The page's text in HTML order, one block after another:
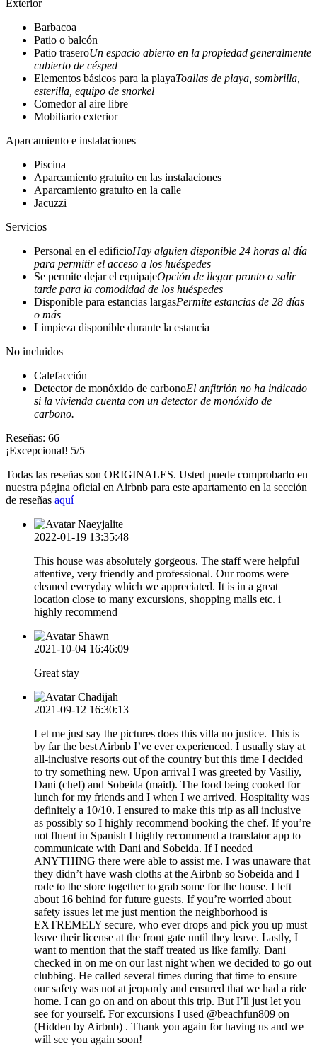
Exterior
Barbacoa
Patio o balcón
Patio traseroUn espacio abierto en la propiedad generalmente
cubierto de césped
Elementos básicos para la playaToallas de playa, sombrilla,
esterilla, equipo de snorkel
Comedor al aire libre
Mobiliario exterior
Aparcamiento e instalaciones
Piscina
Aparcamiento gratuito en las instalaciones
Aparcamiento gratuito en la calle
Jacuzzi
Servicios
Personal en el edificioHay alguien disponible 24 horas al día
para permitir el acceso a los huéspedes
Se permite dejar el equipajeOpción de llegar pronto o salir
tarde para la comodidad de los huéspedes
Disponible para estancias largasPermite estancias de 28 días
o más
Limpieza disponible durante la estancia
No incluidos
Calefacción
Detector de monóxido de carbonoEl anfitrión no ha indicado
si la vivienda cuenta con un detector de monóxido de
carbono.
Reseñas: 66
¡Excepcional! 5/5
Todas las reseñas son ORIGINALES. Usted puede comprobarlo en
nuestra página oficial en Airbnb para este apartamento en la sección
de reseñas aquí
Naeyjalite
2022-01-19 13:35:48
This house was absolutely gorgeous. The staff were helpful
attentive, very friendly and professional. Our rooms were
cleaned everyday which we appreciated. It is in a great
location close to many excursions, shopping malls etc. i
highly recommend
Shawn
2021-10-04 16:46:09
Great stay
Chadijah
2021-09-12 16:30:13
Let me just say the pictures does this villa no justice. This is
by far the best Airbnb I’ve ever experienced. I usually stay at
all-inclusive resorts out of the country but this time I decided
to try something new. Upon arrival I was greeted by Vasiliy,
Dani (chef) and Sobeida (maid). The food being cooked for
lunch for my friends and I when I we arrived. Hospitality was
definitely a 10/10. I ensured to make this trip as all inclusive
as possibly so I highly recommend booking the chef. If you’re
not fluent in Spanish I highly recommend a translator app to
communicate with Dani and Sobeida. If I needed
ANYTHING there were able to assist me. I was unaware that
they didn’t have wash cloths at the Airbnb so Sobeida and I
rode to the store together to grab some for the house. I left
about 16 behind for future guests. If you’re worried about
safety issues let me just mention the neighborhood is
EXTREMELY secure, who ever drops and pick you up must
leave their license at the front gate until they leave. Lastly, I
want to mention that the staff treated us like family. Dani
checked in on me on our last night when we decided to go out
clubbing. He called several times during that time to ensure
our safety was not at jeopardy and ensured that we had a ride
home. I can go on and on about this trip. But I’ll just let you
see for yourself. For excursions I used @beachfun809 on
(Hidden by Airbnb) . Thank you again for having us and we
will see you again soon!